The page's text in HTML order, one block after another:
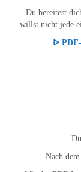
Du bereitest
willst nicht jede
ᐅ
Nach